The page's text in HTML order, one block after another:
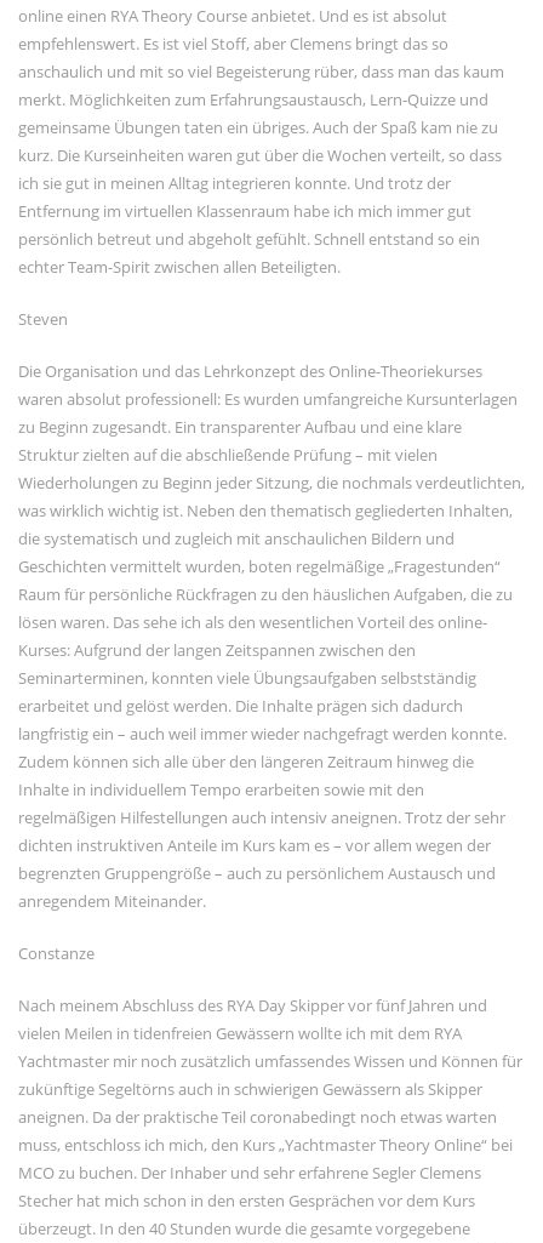
online einen RYA Theory Course anbietet. Und es ist absolut
empfehlenswert. Es ist viel Stoff, aber Clemens bringt das so
anschaulich und mit so viel Begeisterung rüber, dass man das kaum
merkt. Möglichkeiten zum Erfahrungsaustausch, Lern-Quizze und
gemeinsame Übungen taten ein übriges. Auch der Spaß kam nie zu
kurz. Die Kurseinheiten waren gut über die Wochen verteilt, so dass
ich sie gut in meinen Alltag integrieren konnte. Und trotz der
Entfernung im virtuellen Klassenraum habe ich mich immer gut
persönlich betreut und abgeholt gefühlt. Schnell entstand so ein
echter Team-Spirit zwischen allen Beteiligten.
Steven
Die Organisation und das Lehrkonzept des Online-Theoriekurses
waren absolut professionell: Es wurden umfangreiche Kursunterlagen
zu Beginn zugesandt. Ein transparenter Aufbau und eine klare
Struktur zielten auf die abschließende Prüfung – mit vielen
Wiederholungen zu Beginn jeder Sitzung, die nochmals verdeutlichten,
was wirklich wichtig ist. Neben den thematisch gegliederten Inhalten,
die systematisch und zugleich mit anschaulichen Bildern und
Geschichten vermittelt wurden, boten regelmäßige „Fragestunden“
Raum für persönliche Rückfragen zu den häuslichen Aufgaben, die zu
lösen waren. Das sehe ich als den wesentlichen Vorteil des online-
Kurses: Aufgrund der langen Zeitspannen zwischen den
Seminarterminen, konnten viele Übungsaufgaben selbstständig
erarbeitet und gelöst werden. Die Inhalte prägen sich dadurch
langfristig ein – auch weil immer wieder nachgefragt werden konnte.
Zudem können sich alle über den längeren Zeitraum hinweg die
Inhalte in individuellem Tempo erarbeiten sowie mit den
regelmäßigen Hilfestellungen auch intensiv aneignen. Trotz der sehr
dichten instruktiven Anteile im Kurs kam es – vor allem wegen der
begrenzten Gruppengröße – auch zu persönlichem Austausch und
anregendem Miteinander.
Constanze
Nach meinem Abschluss des RYA Day Skipper vor fünf Jahren und
vielen Meilen in tidenfreien Gewässern wollte ich mit dem RYA
Yachtmaster mir noch zusätzlich umfassendes Wissen und Können für
zukünftige Segeltörns auch in schwierigen Gewässern als Skipper
aneignen. Da der praktische Teil coronabedingt noch etwas warten
muss, entschloss ich mich, den Kurs „Yachtmaster Theory Online“ bei
MCO zu buchen. Der Inhaber und sehr erfahrene Segler Clemens
Stecher hat mich schon in den ersten Gesprächen vor dem Kurs
überzeugt. In den 40 Stunden wurde die gesamte vorgegebene